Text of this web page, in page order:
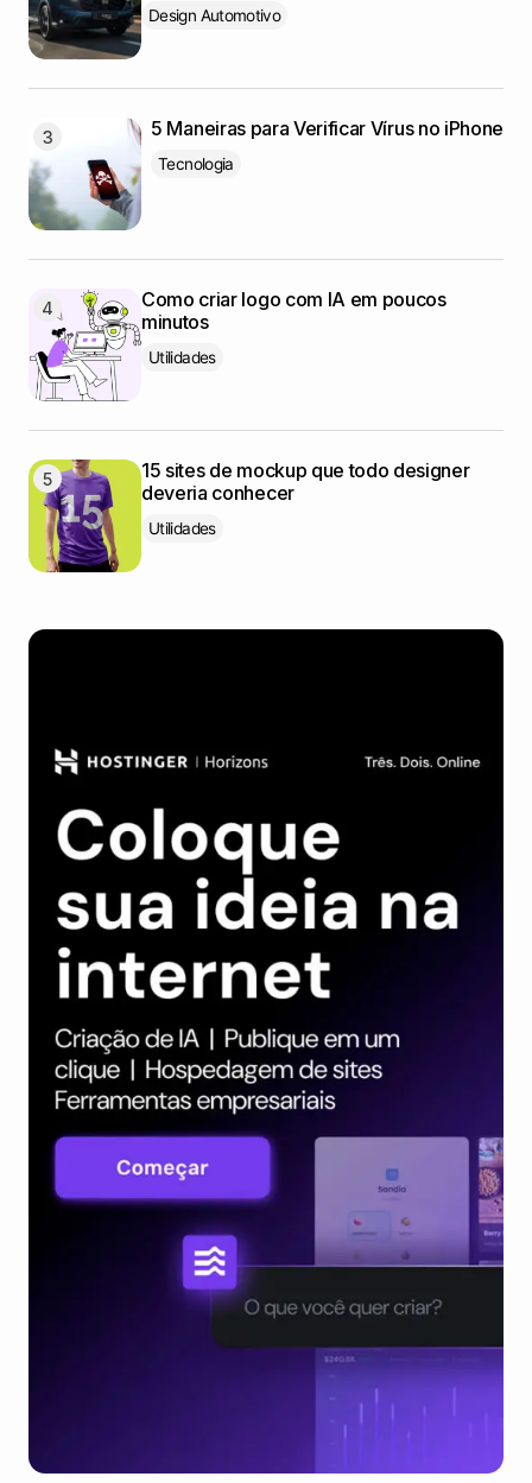
Design Automotivo
5 Maneiras para Verificar Vírus no iPhone
Tecnologia
Como criar logo com IA em poucos
minutos
Utilidades
15 sites de mockup que todo designer
deveria conhecer
Utilidades